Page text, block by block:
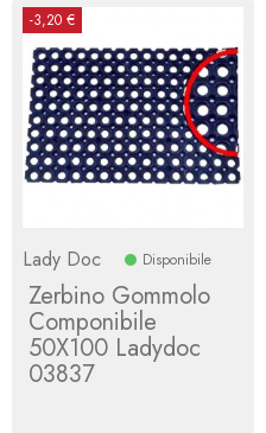
-3,20 €
Lady Doc Disponibile
Zerbino Gommolo
Componibile
50X100 Ladydoc
03837